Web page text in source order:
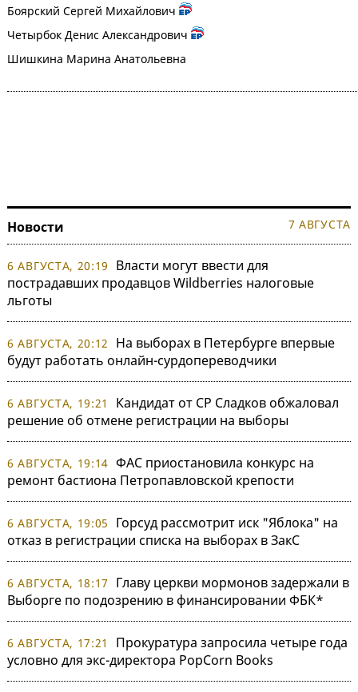
Боярский Сергей Михайлович
Четырбок Денис Александрович
Шишкина Марина Анатольевна
Новости 7 АВГУСТА
6 АВГУСТА, 20:19
Власти могут ввести для
пострадавших продавцов Wildberries налоговые
льготы
6 АВГУСТА, 20:12
На выборах в Петербурге впервые
будут работать онлайн-сурдопереводчики
6 АВГУСТА, 19:21
Кандидат от СР Сладков обжаловал
решение об отмене регистрации на выборы
6 АВГУСТА, 19:14 ФАС приостановила конкурс на
ремонт бастиона Петропавловской крепости
6 АВГУСТА, 19:05
Горсуд рассмотрит иск "Яблока" на
отказ в регистрации списка на выборах в ЗакС
6 АВГУСТА, 18:17
Главу церкви мормонов задержали в
Выборге по подозрению в финансировании ФБК*
6 АВГУСТА, 17:21
Прокуратура запросила четыре года
условно для экс-директора PopCorn Books